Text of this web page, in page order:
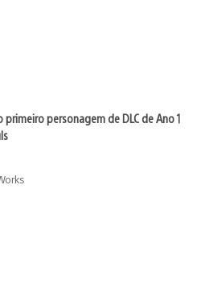
personagem de DLC de Ano 1